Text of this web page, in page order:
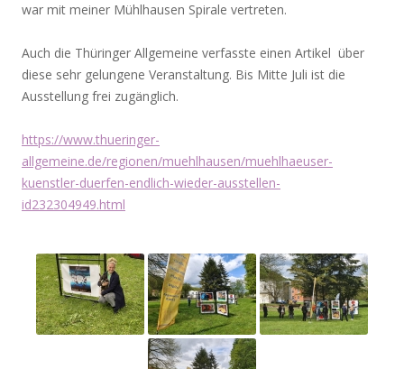
war mit meiner Mühlhausen Spirale vertreten.
Auch die Thüringer Allgemeine verfasste einen Artikel über
diese sehr gelungene Veranstaltung. Bis Mitte Juli ist die
Ausstellung frei zugänglich.
https://www.thueringer-
allgemeine.de/regionen/muehlhausen/muehlhaeuser-
kuenstler-duerfen-endlich-wieder-ausstellen-
id232304949.html